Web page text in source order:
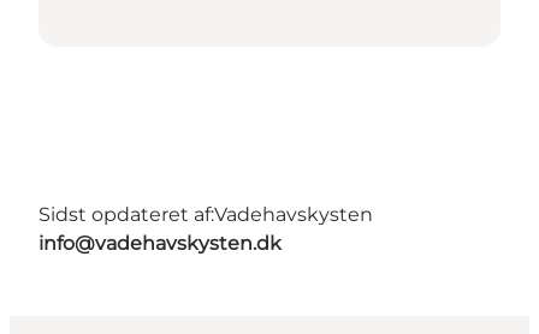
Sidst opdateret af:Vadehavskysten
info@vadehavskysten.dk